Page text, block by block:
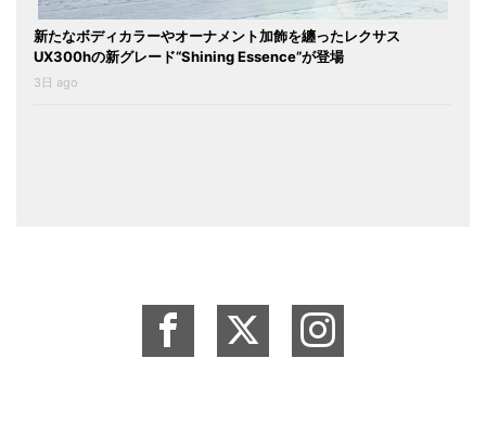
新たなボディカラーやオーナメント加飾を纏ったレクサス
UX300hの新グレード“Shining Essence”が登場
3日 ago